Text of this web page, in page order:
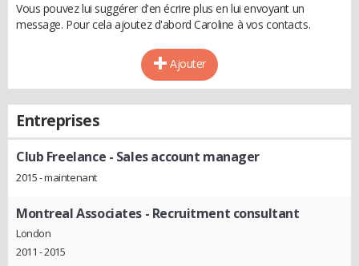
Vous pouvez lui suggérer d'en écrire plus en lui envoyant un
message. Pour cela ajoutez d'abord Caroline à vos contacts.
Ajouter
Entreprises
Club Freelance - Sales account manager
2015 - maintenant
Montreal Associates - Recruitment consultant
London
2011 - 2015